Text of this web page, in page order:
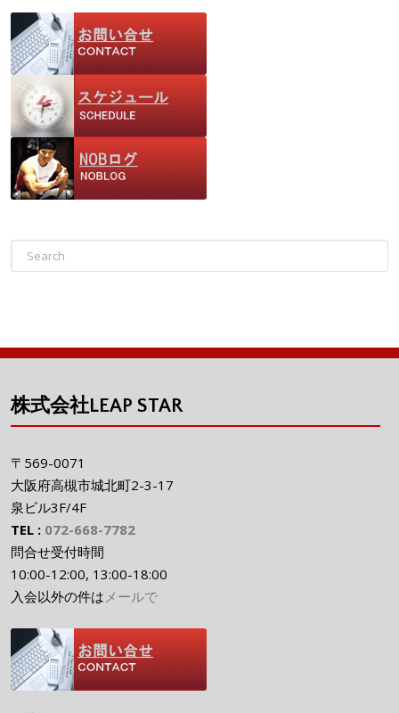
b
o
o
k
e
n
g
er
er
株式会社LEAP STAR
〒569-0071
大阪府高槻市城北町2-3-17
泉ビル3F/4F
TEL : 072-668-7782
問合せ受付時間
10:00-12:00, 13:00-18:00
入会以外の件は メールで